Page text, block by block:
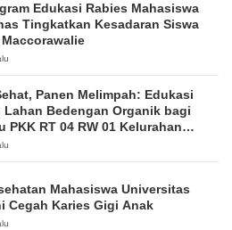
Edukasi Rabies Mahasiswa
Tingkatkan Kesadaran Siswa
Panen Melimpah: Edukasi
Lahan Bedengan Organik bagi
PKK RT 04 RW 01 Kelurahan
Mahasiswa Universitas
Cegah Karies Gigi Anak